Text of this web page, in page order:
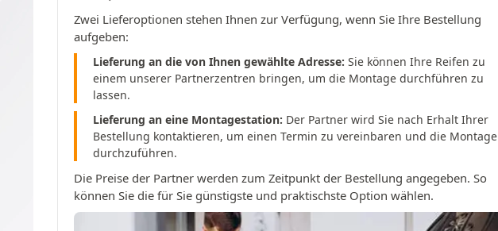
Zwei Lieferoptionen stehen Ihnen zur Verfügung, wenn Sie Ihre Bestellung
aufgeben:
Lieferung an die von Ihnen gewählte Adresse: Sie können Ihre Reifen zu
einem unserer Partnerzentren bringen, um die Montage durchführen zu
lassen.
Lieferung an eine Montagestation: Der Partner wird Sie nach Erhalt Ihrer
Bestellung kontaktieren, um einen Termin zu vereinbaren und die Montage
durchzuführen.
Die Preise der Partner werden zum Zeitpunkt der Bestellung angegeben. So
können Sie die für Sie günstigste und praktischste Option wählen.